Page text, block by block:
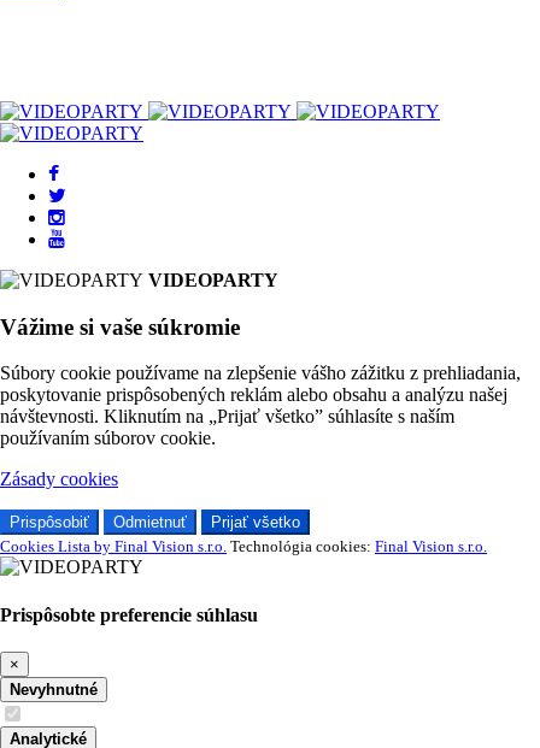
VIDEOPARTY
Vážime si vaše súkromie
Súbory cookie používame na zlepšenie vášho zážitku z prehliadania,
poskytovanie prispôsobených reklám alebo obsahu a analýzu našej
návštevnosti. Kliknutím na „Prijať všetko” súhlasíte s naším
používaním súborov cookie.
Zásady cookies
Prispôsobiť Odmietnuť
Prijať všetko
Cookies Lista by Final Vision s.r.o. Technológia cookies: Final Vision s.r.o.
Prispôsobte preferencie súhlasu
×
Nevyhnutné
Analytické